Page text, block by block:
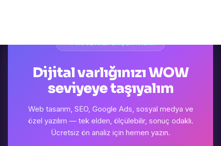
Dijital varlığınızı WOW
seviyeye taşıyalım
Web tasarım, SEO, Google Ads, sosyal medya ve
özel yazılım — tek elden, ölçülebilir, sonuç odaklı.
Ücretsiz ön analiz için hemen yazın.